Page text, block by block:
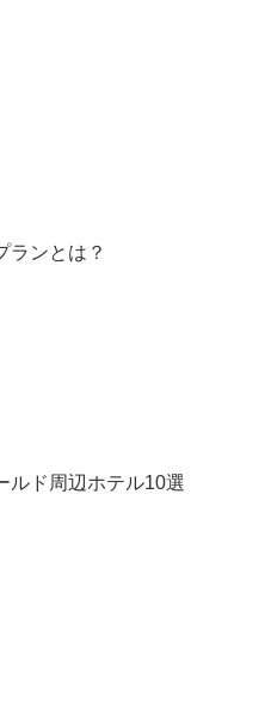
ランとは？
ルド周辺ホテル10選